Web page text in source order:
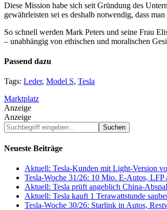
Diese Mission habe sich seit Gründung des
gewährleisten sei es deshalb notwendig, dass
So schnell werden Mark Peters und seine Frau
– unabhängig von ethischen und moralischen
Passend dazu
Tags: Leder, Model S, Tesla
Marktplatz
Anzeige
Anzeige
Suchbegriff
eingeben...
Neueste Beiträge
Aktuell: Tesla-Kunden mit Light-Version
Tesla-Woche 31/26: 10 Mio. E-Autos,
Aktuell: Tesla prüft angeblich China-
Aktuell: Tesla kauft 1 Terawattstunde
Tesla-Woche 30/26: Starlink in Autos,